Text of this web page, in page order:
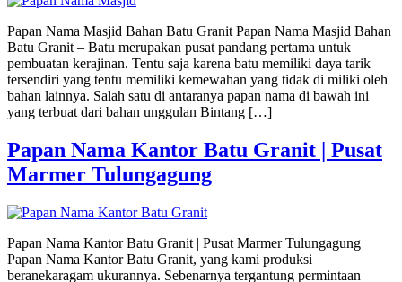
Papan Nama Masjid Bahan Batu Granit Papan Nama Masjid Bahan
Batu Granit – Batu merupakan pusat pandang pertama untuk
pembuatan kerajinan. Tentu saja karena batu memiliki daya tarik
tersendiri yang tentu memiliki kemewahan yang tidak di miliki oleh
bahan lainnya. Salah satu di antaranya papan nama di bawah ini
yang terbuat dari bahan unggulan Bintang […]
Papan Nama Kantor Batu Granit | Pusat
Marmer Tulungagung
Papan Nama Kantor Batu Granit | Pusat Marmer Tulungagung
Papan Nama Kantor Batu Granit, yang kami produksi
beranekaragam ukurannya. Sebenarnya tergantung permintaan